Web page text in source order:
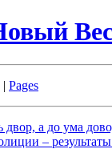
| Pages
двор, а до ума
–